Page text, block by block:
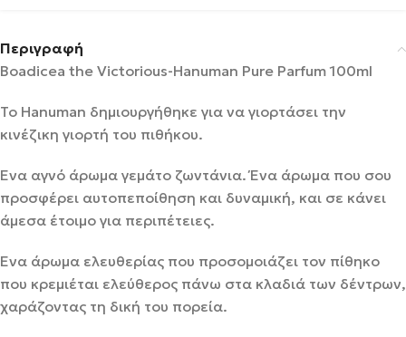
Περιγραφή
Boadicea the Victorious-Hanuman Pure Parfum 100ml
Το Hanuman δημιουργήθηκε για να γιορτάσει την
κινέζικη γιορτή του πιθήκου.
Ένα αγνό άρωμα γεμάτο ζωντάνια. Ένα άρωμα που σου
προσφέρει αυτοπεποίθηση και δυναμική, και σε κάνει
άμεσα έτοιμο για περιπέτειες.
Ένα άρωμα ελευθερίας που προσομοιάζει τον πίθηκο
που κρεμιέται ελεύθερος πάνω στα κλαδιά των δέντρων,
χαράζοντας τη δική του πορεία.